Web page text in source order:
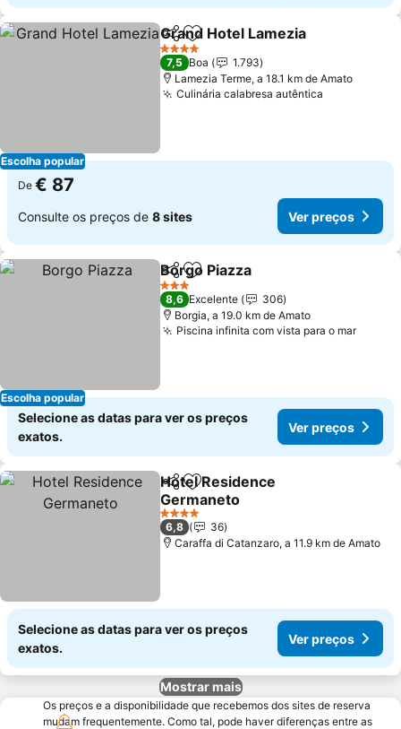
Escolha popular
PartilharAdicionar aos favoritos
Grand Hotel Lamezia
4 Estrelas
7,5 Boa
1.793
Lamezia Terme, a 18.1 km de Amato
Culinária calabresa autêntica
De € 87
Consulte os preços de 8 sites Ver preços
Escolha popular
PartilharAdicionar aos favoritos
Borgo Piazza
3 Estrelas
8,6 Excelente
306
Borgia, a 19.0 km de Amato
Piscina infinita com vista para o mar
Selecione as datas para ver os preços
exatos.
Ver preços
PartilharAdicionar aos favoritos
Hotel Residence
Germaneto
4 Estrelas
6,8
36
Caraffa di Catanzaro, a 11.9 km de Amato
Selecione as datas para ver os preços
exatos.
Ver preços
Mostrar mais
Os preços e a disponibilidade que recebemos dos sites de reserva
mudam frequentemente. Como tal, pode haver diferenças entre as